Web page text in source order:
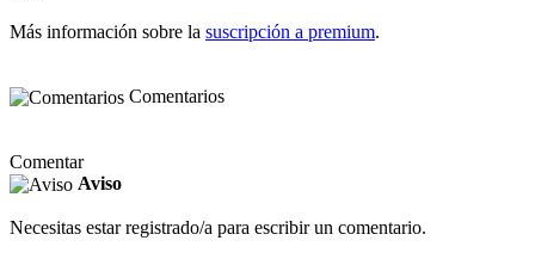
Más información sobre la suscripción a premium.
Comentarios
Comentar
Aviso
Necesitas estar registrado/a para escribir un comentario.